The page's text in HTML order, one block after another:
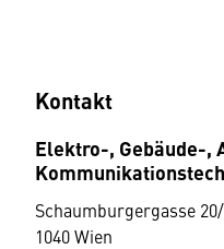
Kontakt
Elektro-, Gebäude-,
Schaumburgergasse
1040 Wien